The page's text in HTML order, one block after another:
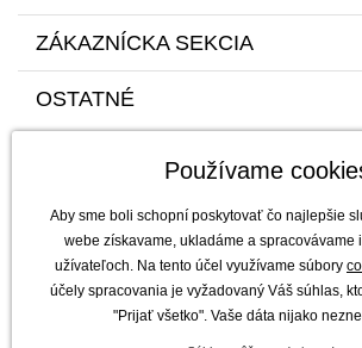
ZÁKAZNÍCKA SEKCIA
OSTATNÉ
Sme tu pre vás a vaše deti s radosťou a
roku 2011
Používame
Aby sme boli schopní poskytovať čo najlepšie
webe získavame, ukladáme a spracovávame
užívateľoch. Na tento účel využívame súbory
účely spracovania je vyžadovaný Váš súhlas,
"Prijať všetko". Vaše dáta nijako